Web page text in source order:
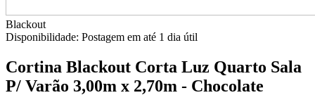
Blackout
Disponibilidade: Postagem em até 1 dia útil
Cortina Blackout Corta Luz Quarto Sala
P/ Varão 3,00m x 2,70m - Chocolate